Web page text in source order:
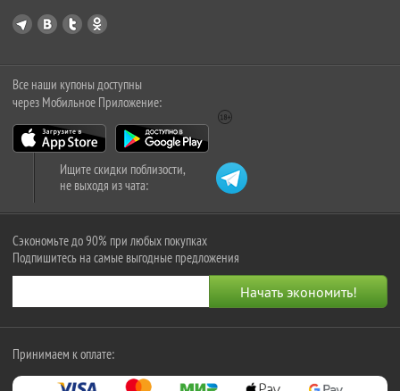
Все наши купоны доступны
через Мобильное Приложение:
Ищите скидки поблизости,
не выходя из чата:
Сэкономьте до 90% при любых покупках
Подпишитесь на самые выгодные предложения
Принимаем к оплате: